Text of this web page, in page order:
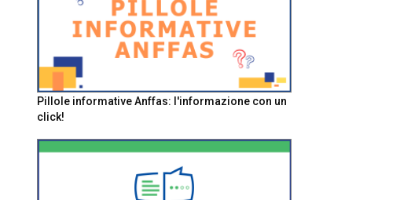
Pillole informative Anffas: l'informazione con un
click!